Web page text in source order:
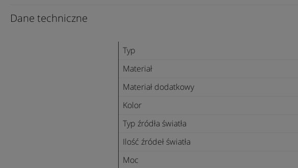
Dane techniczne
Typ
Materiał
Materiał dodatkowy
Kolor
Typ źródła światła
Ilość źródeł światła
Moc